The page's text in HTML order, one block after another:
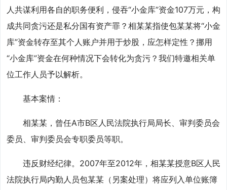
人共谋利用各自的职务便利，侵吞“小金库”资金107万元，构
成共同贪污还是私分国有资产罪？相某某指使包某某将“小金
库”资金转存至其个人账户并用于炒股，应怎样定性？挪用
“小金库”资金在何种情况下会转化为贪污？我们特邀相关单
位工作人员予以解析。
基本案情：
相某某，曾任A市B区人民法院执行局局长、审判委员会
委员、审判委员会专职委员等职。
违反财经纪律。2007年至2012年，相某某授意B区人民
法院执行局内勤人员包某某（另案处理）将应列入单位账簿